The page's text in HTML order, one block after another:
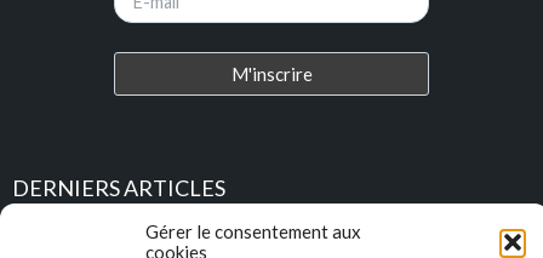
Gérer le consentement aux
cookies
DERNIERS ARTICLES
Place au Terroir – TRESSAN